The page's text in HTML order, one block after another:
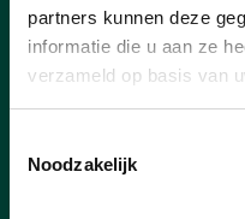
partners kunnen deze
informatie die u aan ze
verzameld op basis van
Noodzakelijk